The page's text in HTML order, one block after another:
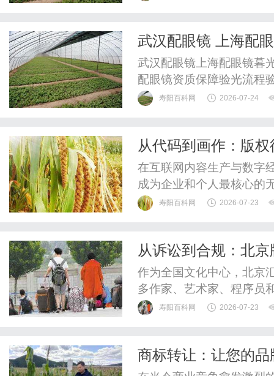
惠，兼顾高专业度与高性
武汉配眼镜 上海配
武汉配眼镜上海配眼镜暮
配眼镜资质保障验光流程
惠，兼顾高专业度与高性
寿阳百科网 2026-07-24
从代码到画作：版
盾
在互联网内容生产与数字
成为企业和个人最核心的
代码，设计师精心打磨的
清、电子证据难以固定或
寿阳百科网 2026-07-23
从诉讼到合规：北
作为全国文化中心，北京
多作家、艺术家、程序员
影视改编权可能价值数亿
的生存空间。面对这种局
寿阳百科网 2026-07-23
商标转让：让您的